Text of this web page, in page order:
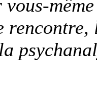
rencontre,